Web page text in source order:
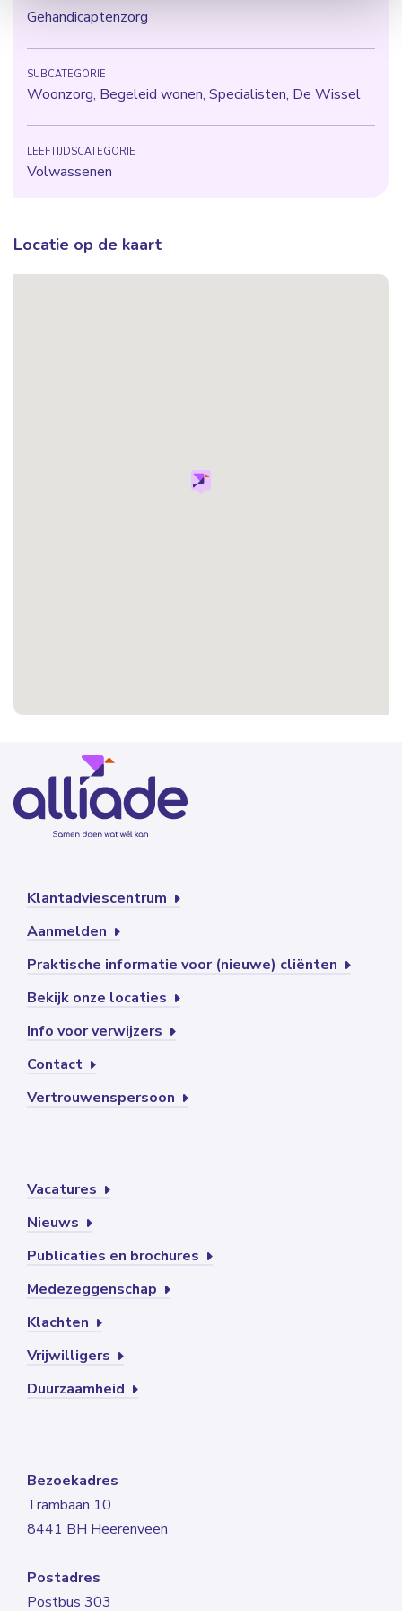
Gehandicaptenzorg
SUBCATEGORIE
Woonzorg, Begeleid wonen, Specialisten, De Wissel
LEEFTIJDSCATEGORIE
Volwassenen
Locatie op de kaart
Klantadviescentrum
Aanmelden
Praktische informatie voor (nieuwe) cliënten
Bekijk onze locaties
Info voor verwijzers
Contact
Vertrouwenspersoon
Vacatures
Nieuws
Publicaties en brochures
Medezeggenschap
Klachten
Vrijwilligers
Duurzaamheid
Bezoekadres
Trambaan 10
8441 BH Heerenveen
Postadres
Postbus 303